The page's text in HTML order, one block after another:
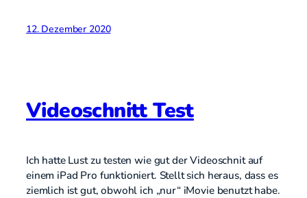
12. Dezember 2020
Videoschnitt Test
Ich hatte Lust zu testen wie gut der Videoschnit auf
einem iPad Pro funktioniert. Stellt sich heraus, dass es
ziemlich ist gut, obwohl ich „nur“ iMovie benutzt habe.